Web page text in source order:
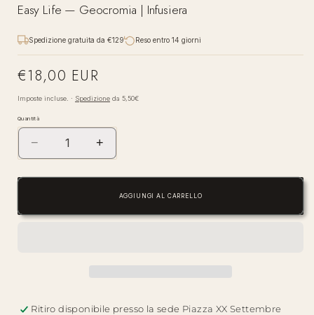
Easy Life — Geocromia | Infusiera
Spedizione gratuita da €129 Reso entro 14 giorni
Prezzo
€18,00 EUR
Imposte incluse. · Spedizione da 5,50€
Quantità
Diminuisci
quantità
per
—
−
Aumenta
quantità
per
Easy
—
+
AGGIUNGI AL CARRELLO
Ritiro disponibile presso la sede Piazza XX Settembre